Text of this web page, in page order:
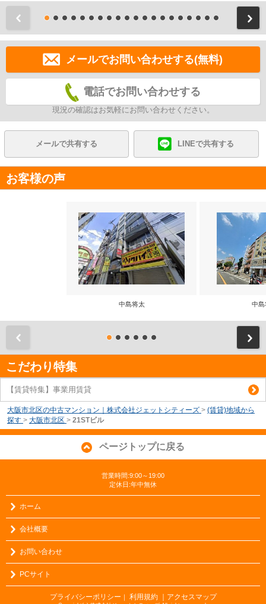
メールでお問い合わせする(無料)
電話でお問い合わせする
現況の確認はお気軽にお問い合わせください。
メールで共有する LINEで共有する
お客様の声
中島将太 中島
こだわり特集
【賃貸特集】事業用賃貸
大阪市北区の中古マンション｜株式会社ジェットシティーズ > (賃貸)地域から
探す > 大阪市北区 > 21STビル
ページトップに戻る
営業時間:9:00～19:00
定休日:年中無休
ホーム
会社概要
お問い合わせ
PCサイト
プライバシーポリシー 利用規約 ｜アクセスマップ